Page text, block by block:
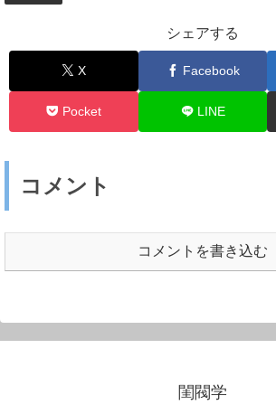
シェアする
X Facebook
Pocket LINE
コメント
コメントを書き込む
閨閥学